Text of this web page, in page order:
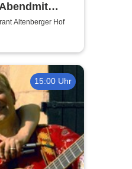
Altenberger Hof
15:00 Uhr